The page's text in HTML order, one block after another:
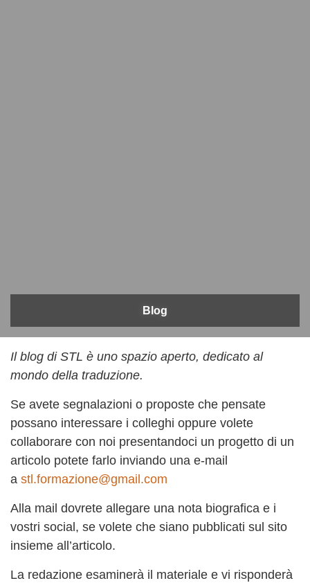
Blog
Il blog di STL è uno spazio aperto, dedicato al
mondo della traduzione.
Se avete segnalazioni o proposte che pensate
possano interessare i colleghi oppure volete
collaborare con noi presentandoci un progetto di un
articolo potete farlo inviando una e-mail
a stl.formazione@gmail.com
Alla mail dovrete allegare una nota biografica e i
vostri social, se volete che siano pubblicati sul sito
insieme all’articolo.
La redazione esaminerà il materiale e vi risponderà